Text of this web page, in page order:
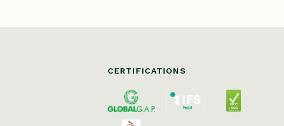
CERTIFICATIONS